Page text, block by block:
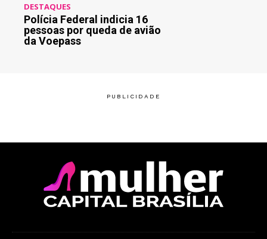
DESTAQUES
Polícia Federal indicia 16
pessoas por queda de avião
da Voepass